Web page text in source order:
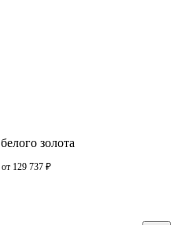
золота
от 129 737 ₽